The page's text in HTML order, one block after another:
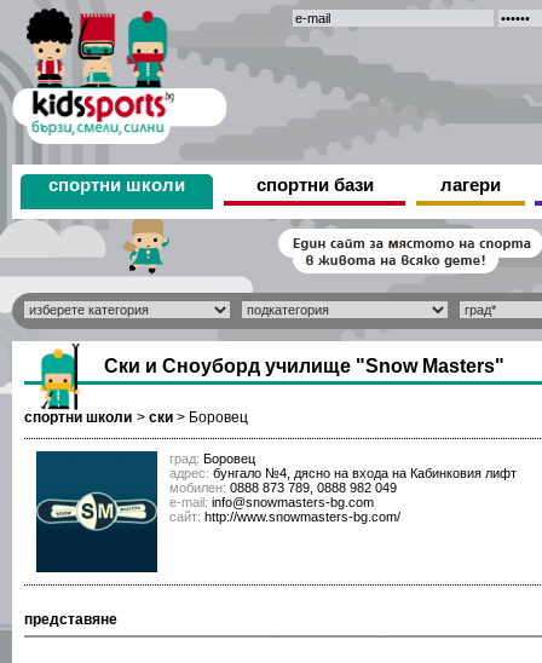
спортни школи спортни бази лагери
Ски и Сноуборд училище "Snow Masters"
спортни школи > ски > Боровец
град: Боровец
адрес: бунгало №4, дясно на входа на Кабинковия лифт
мобилен: 0888 873 789, 0888 982 049
е-mail: info@snowmasters-bg.com
сайт: http://www.snowmasters-bg.com/
представяне